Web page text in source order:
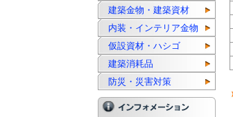
建築金物・建築資材
内装・インテリア金物
仮設資材・ハシゴ
建築消耗品
防災・災害対策